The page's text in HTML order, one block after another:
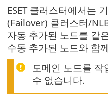
ESET 클러스터에서는
(Failover) 클러스터/
자동 추가된 노드를 같
수동 추가된 노드와 함
도메인 노드를 작
수 없습니다.